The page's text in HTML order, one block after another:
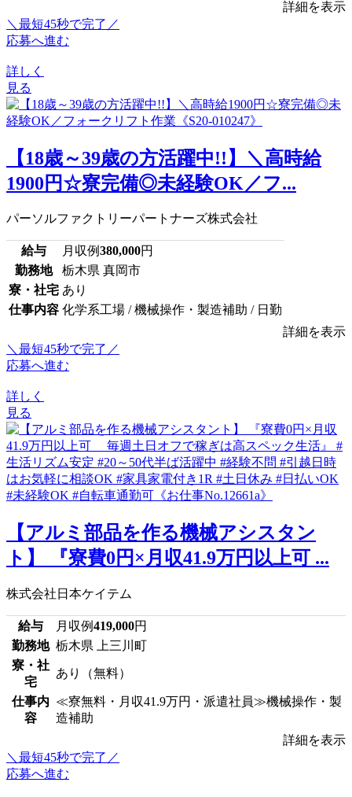
詳細を表示
＼最短45秒で完了／
応募へ進む
詳しく
見る
【18歳～39歳の方活躍中!!】＼高時給
1900円☆寮完備◎未経験OK／フ...
パーソルファクトリーパートナーズ株式会社
給与 月収例380,000円
勤務地
栃木県 真岡市
寮・社宅 あり
仕事内容 化学系工場 / 機械操作・製造補助 / 日勤
詳細を表示
＼最短45秒で完了／
応募へ進む
詳しく
見る
【アルミ部品を作る機械アシスタン
ト】 『寮費0円×月収41.9万円以上可 ...
株式会社日本ケイテム
給与 月収例419,000円
勤務地 栃木県 上三川町
寮・社
宅
あり（無料）
仕事内
容
≪寮無料・月収41.9万円・派遣社員≫機械操作・製
造補助
詳細を表示
＼最短45秒で完了／
応募へ進む